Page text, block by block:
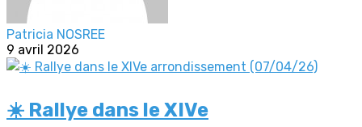
Patricia NOSREE
9 avril 2026
☀️ Rallye dans le XIVe